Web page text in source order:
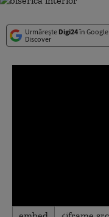
Urmărește Digi24în Google
Discover
0